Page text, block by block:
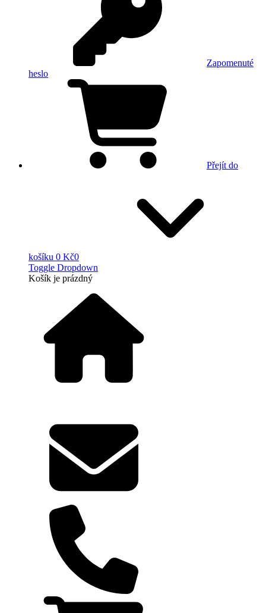
Zapomenuté
heslo
Přejít do
košíku 0 Kč0
Toggle Dropdown
Košík je prázdný